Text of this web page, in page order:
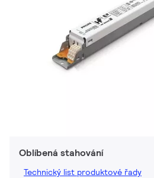
Oblíbená stahování
Technický list produktové řady